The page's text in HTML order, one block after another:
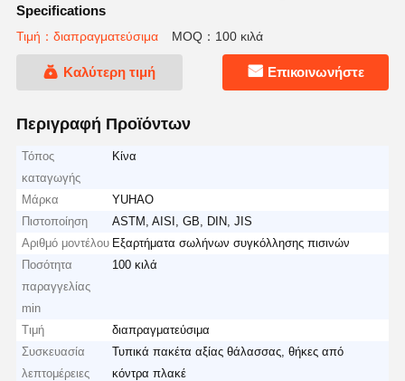
Specifications
Τιμή：διαπραγματεύσιμα MOQ：100 κιλά
Καλύτερη τιμή Επικοινωνήστε
Περιγραφή Προϊόντων
Τόπος
καταγωγής
Κίνα
Μάρκα
YUHAO
Πιστοποίηση
ASTM, AISI, GB, DIN, JIS
Αριθμό μοντέλου Εξαρτήματα σωλήνων συγκόλλησης πισινών
Ποσότητα
παραγγελίας
min
100 κιλά
Τιμή
διαπραγματεύσιμα
Συσκευασία
λεπτομέρειες
Τυπικά πακέτα αξίας θάλασσας, θήκες από
κόντρα πλακέ